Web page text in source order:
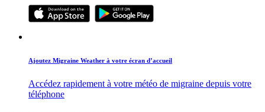
Ajoutez Migraine Weather à votre écran d’accueil
Accédez rapidement à votre météo de migraine depuis votre
téléphone